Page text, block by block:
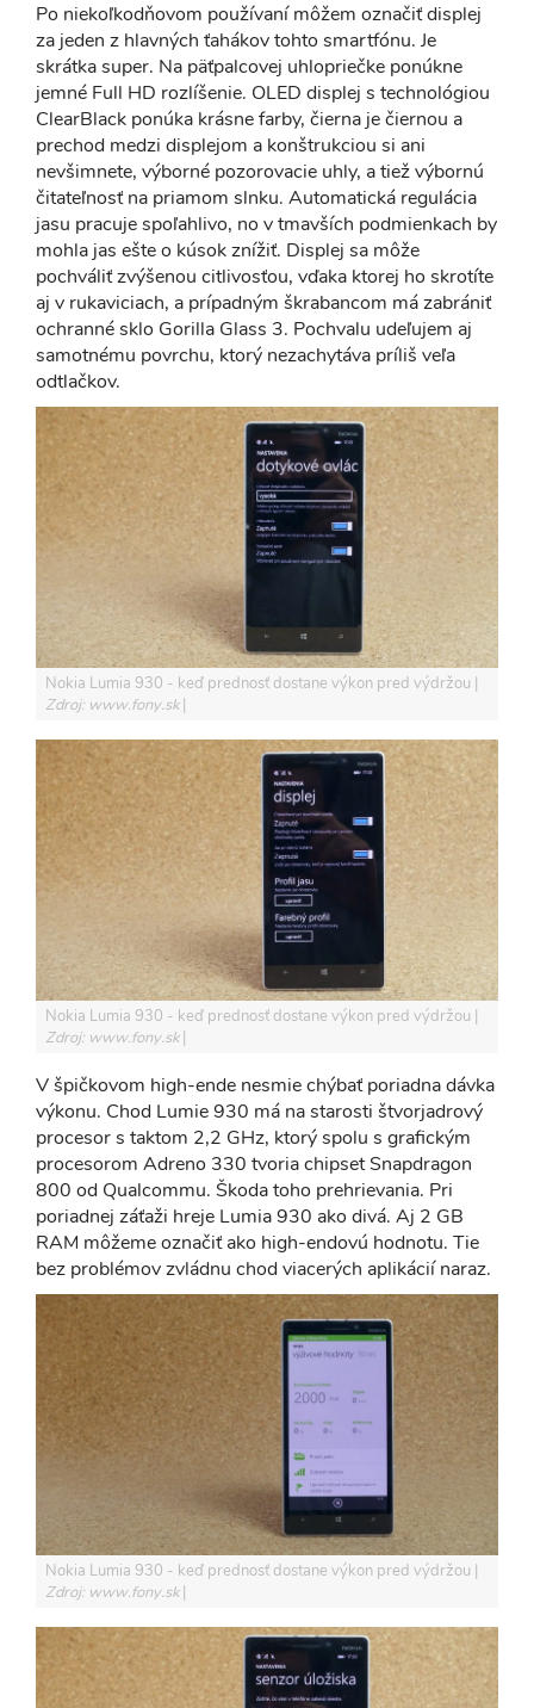
Po niekoľkodňovom používaní môžem označiť displej
za jeden z hlavných ťahákov tohto smartfónu. Je
skrátka super. Na päťpalcovej uhlopriečke ponúkne
jemné Full HD rozlíšenie. OLED displej s technológiou
ClearBlack ponúka krásne farby, čierna je čiernou a
prechod medzi displejom a konštrukciou si ani
nevšimnete, výborné pozorovacie uhly, a tiež výbornú
čitateľnosť na priamom slnku. Automatická regulácia
jasu pracuje spoľahlivo, no v tmavších podmienkach by
mohla jas ešte o kúsok znížiť. Displej sa môže
pochváliť zvýšenou citlivosťou, vďaka ktorej ho skrotíte
aj v rukaviciach, a prípadným škrabancom má zabrániť
ochranné sklo Gorilla Glass 3. Pochvalu udeľujem aj
samotnému povrchu, ktorý nezachytáva príliš veľa
odtlačkov.
Nokia Lumia 930 - keď prednosť dostane výkon pred výdržou
Zdroj: www.fony.sk
Nokia Lumia 930 - keď prednosť dostane výkon pred výdržou
Zdroj: www.fony.sk
V špičkovom high-ende nesmie chýbať poriadna dávka
výkonu. Chod Lumie 930 má na starosti štvorjadrový
procesor s taktom 2,2 GHz, ktorý spolu s grafickým
procesorom Adreno 330 tvoria chipset Snapdragon
800 od Qualcommu. Škoda toho prehrievania. Pri
poriadnej záťaži hreje Lumia 930 ako divá. Aj 2 GB
RAM môžeme označiť ako high-endovú hodnotu. Tie
bez problémov zvládnu chod viacerých aplikácií naraz.
Nokia Lumia 930 - keď prednosť dostane výkon pred výdržou
Zdroj: www.fony.sk